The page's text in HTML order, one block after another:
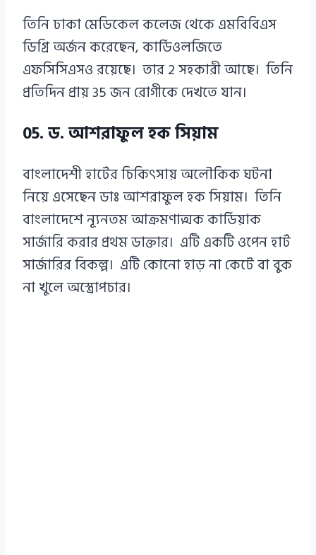
তিনি ঢাকা মেডিকেল কলেজ থেকে এমবিবিএস
ডিগ্রি অর্জন করেছেন, কার্ডিওলজিতে
এফসিসিএসও রয়েছে। তার 2 সহকারী আছে। তিনি
প্রতিদিন প্রায় 35 জন রোগীকে দেখতে যান।
05. ড. আশরাফুল হক সিয়াম
বাংলাদেশী হার্টের চিকিৎসায় অলৌকিক ঘটনা
নিয়ে এসেছেন ডাঃ আশরাফুল হক সিয়াম। তিনি
বাংলাদেশে ন্যূনতম আক্রমণাত্মক কার্ডিয়াক
সার্জারি করার প্রথম ডাক্তার। এটি একটি ওপেন হার্ট
সার্জারির বিকল্প। এটি কোনো হাড় না কেটে বা বুক
না খুলে অস্ত্রোপচার।